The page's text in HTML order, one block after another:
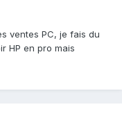
ventes PC, je fais du
HP en pro mais